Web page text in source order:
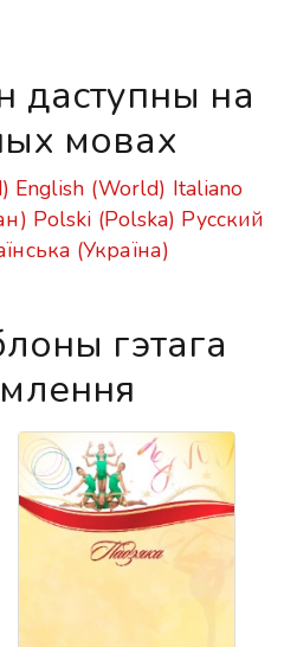
даступны на
мовах
English (World) Italiano
Polski (Polska) Русский
(Україна)
гэтага